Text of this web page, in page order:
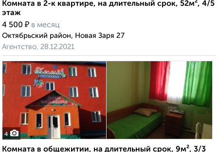
Комната в 2-к квартире, на длительный срок, 52м², 4/5
этаж
4 500 ₽ в месяц
Октябрьский район, Новая Заря 27
Агентство, 28.12.2021
4
Комната в общежитии, на длительный срок, 9м², 3/3